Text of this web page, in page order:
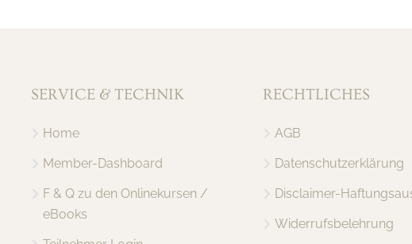
SERVICE & TECHNIK
Home
Member-Dashboard
F & Q zu den Onlinekursen /
eBooks
RECHTLICHES
AGB
Datenschutzerklärung
Disclaimer-
Widerrufsbelehrung